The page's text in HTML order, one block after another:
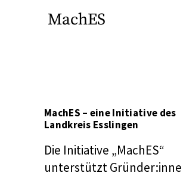
MachES
MachES – eine Initiative des
Landkreis Esslingen
Die Initiative „MachES“
unterstützt